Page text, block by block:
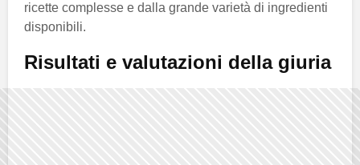
ricette complesse e dalla grande varietà di ingredienti
disponibili.
Risultati e valutazioni della giuria